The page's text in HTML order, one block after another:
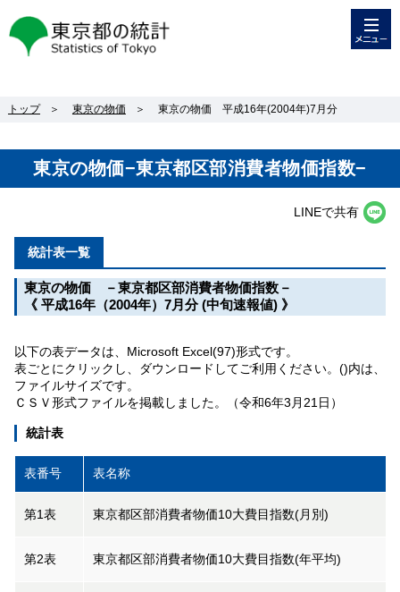
東京都の統計
トップ ＞ 東京の物価 ＞ 東京の物価 平成16年(2004年)7月分
東京の物価−東京都区部消費者物価指数−
LINEで共有
統計表一覧
東京の物価 －東京都区部消費者物価指数－
《 平成16年（2004年）7月分 (中旬速報値) 》
以下の表データは、Microsoft Excel(97)形式です。
表ごとにクリックし、ダウンロードしてご利用ください。()内は、
ファイルサイズです。
ＣＳＶ形式ファイルを掲載しました。（令和6年3月21日）
統計表
表番号 表名称
第1表 東京都区部消費者物価10大費目指数(月別)
第2表 東京都区部消費者物価10大費目指数(年平均)